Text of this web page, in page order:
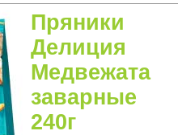
Пряники
Делиция
Медвежата
заварные
240г